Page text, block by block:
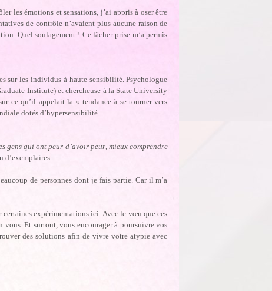
les émotions et sensations, j’ai appris à oser être
de contrôle n’avaient plus aucune raison de
Quel soulagement ! Ce lâcher prise m’a permis
sur les individus à haute sensibilité. Psychologue
Institute) et chercheuse à la State University
ce qu’il appelait la « tendance à se tourner vers
dotés d’hypersensibilité.
gens qui ont peur d’avoir peur, mieux comprendre
d’exemplaires.
de personnes dont je fais partie. Car il m’a
certaines expérimentations ici. Avec le vœu que ces
vous. Et surtout, vous encourager à poursuivre vos
des solutions afin de vivre votre atypie avec